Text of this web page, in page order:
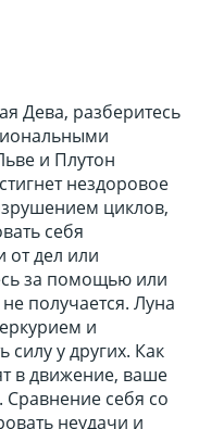
Дева, разберитесь
и Плутон
нездоровое
циклов,
себя
дел или
за помощью или
получается. Луна
и
силу у других. Как
в движение, ваше
Сравнение себя со
неудачи и